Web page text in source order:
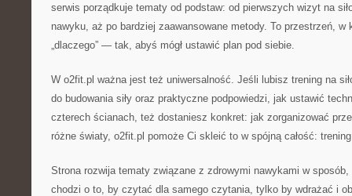
serwis porządkuje tematy od podstaw: od pierwszych wizyt na
nawyku, aż po bardziej zaawansowane metody. To przestrzeń, w
„dlaczego” — tak, abyś mógł ustawić plan pod siebie.
W o2fit.pl ważna jest też uniwersalność. Jeśli lubisz trening na
do budowania siły oraz praktyczne podpowiedzi, jak ustawić
czterech ścianach, też dostaniesz konkret: jak zorganizować
różne światy, o2fit.pl pomoże Ci skleić to w spójną całość:
Strona rozwija tematy związane z zdrowymi nawykami w
chodzi o to, by czytać dla samego czytania, tylko by wdrażać i